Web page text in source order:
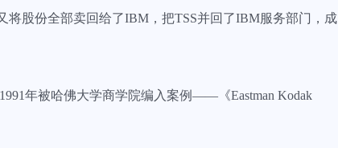
股份全部卖回给了IBM，把TSS并回了IBM服务部门，成
年被哈佛大学商学院编入案例——《Eastman Kodak